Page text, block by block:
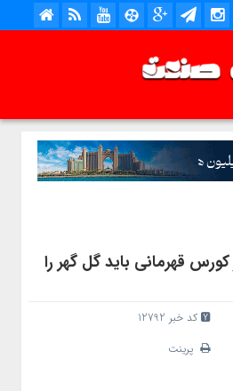
قهرمانی باید گل گهر را
کد خبر 12792
پرینت